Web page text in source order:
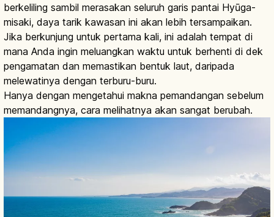
berkeliling sambil merasakan seluruh garis pantai Hyūga-
misaki, daya tarik kawasan ini akan lebih tersampaikan.
Jika berkunjung untuk pertama kali, ini adalah tempat di
mana Anda ingin meluangkan waktu untuk berhenti di dek
pengamatan dan memastikan bentuk laut, daripada
melewatinya dengan terburu-buru.
Hanya dengan mengetahui makna pemandangan sebelum
memandangnya, cara melihatnya akan sangat berubah.